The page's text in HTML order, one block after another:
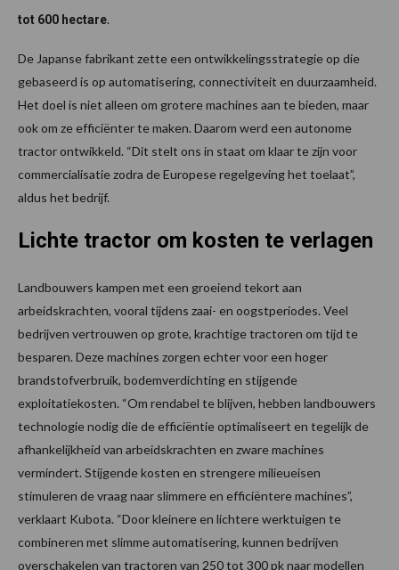
tot 600 hectare.
De Japanse fabrikant zette een ontwikkelingsstrategie op die
gebaseerd is op automatisering, connectiviteit en duurzaamheid.
Het doel is niet alleen om grotere machines aan te bieden, maar
ook om ze efficiënter te maken. Daarom werd een autonome
tractor ontwikkeld. “Dit stelt ons in staat om klaar te zijn voor
commercialisatie zodra de Europese regelgeving het toelaat”,
aldus het bedrijf.
Lichte tractor om kosten te verlagen
Landbouwers kampen met een groeiend tekort aan
arbeidskrachten, vooral tijdens zaai- en oogstperiodes. Veel
bedrijven vertrouwen op grote, krachtige tractoren om tijd te
besparen. Deze machines zorgen echter voor een hoger
brandstofverbruik, bodemverdichting en stijgende
exploitatiekosten. “Om rendabel te blijven, hebben landbouwers
technologie nodig die de efficiëntie optimaliseert en tegelijk de
afhankelijkheid van arbeidskrachten en zware machines
vermindert. Stijgende kosten en strengere milieueisen
stimuleren de vraag naar slimmere en efficiëntere machines”,
verklaart Kubota. “Door kleinere en lichtere werktuigen te
combineren met slimme automatisering, kunnen bedrijven
overschakelen van tractoren van 250 tot 300 pk naar modellen